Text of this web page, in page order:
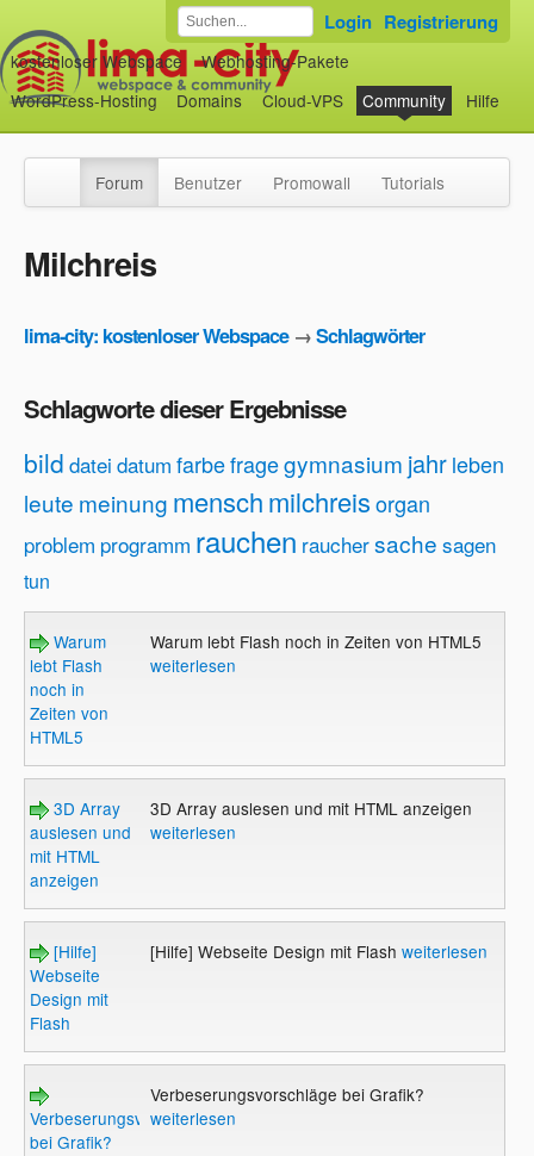
kostenloser Webspace
Webhosting-Pakete
WordPress-Hosting
Domains Cloud-VPS Community Hilfe
Login Registrierung
Forum Benutzer Promowall Tutorials
Milchreis
lima-city: kostenloser Webspace→Schlagwörter
Schlagworte dieser Ergebnisse
bild datei datum farbefragegymnasium jahrleben
leute meinung menschmilchreisorgan
problem programm rauchen rauchersache sagen
tun
Warum
lebt Flash
noch in
Zeiten von
HTML5
Warum lebt Flash noch in Zeiten von HTML5
weiterlesen
3D Array
auslesen und
mit HTML
anzeigen
3D Array auslesen und mit HTML anzeigen
weiterlesen
[Hilfe]
Webseite
Design mit
Flash
[Hilfe] Webseite Design mit Flash weiterlesen
Verbeserungsvorschläge
bei Grafik?
Verbeserungsvorschläge bei Grafik?
weiterlesen